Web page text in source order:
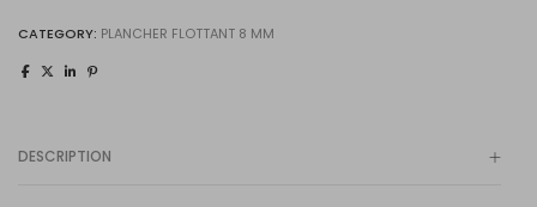
CATEGORY: PLANCHER FLOTTANT 8 MM
DESCRIPTION